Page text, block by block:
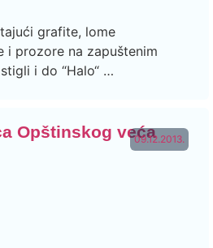
grafite, lome
i prozore na zapuštenim
i do “Halo“ …
09.12.2013.
Opštinskog veća